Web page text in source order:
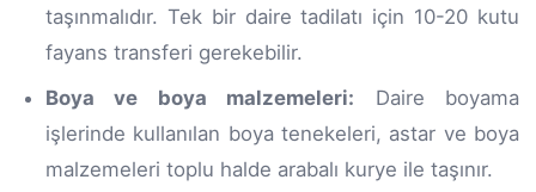
taşınmalıdır. Tek bir daire tadilatı için 10-20 kutu
fayans transferi gerekebilir.
Boya ve boya malzemeleri: Daire boyama
işlerinde kullanılan boya tenekeleri, astar ve boya
malzemeleri toplu halde arabalı kurye ile taşınır.